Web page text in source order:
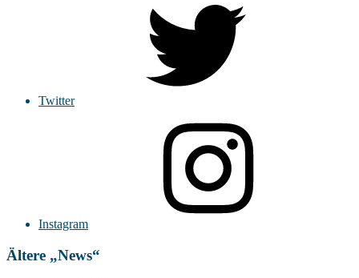
Twitter
Instagram
Ältere „News“